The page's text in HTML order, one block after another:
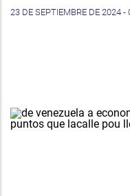
23 DE SEPTIEMBRE DE 2024 -